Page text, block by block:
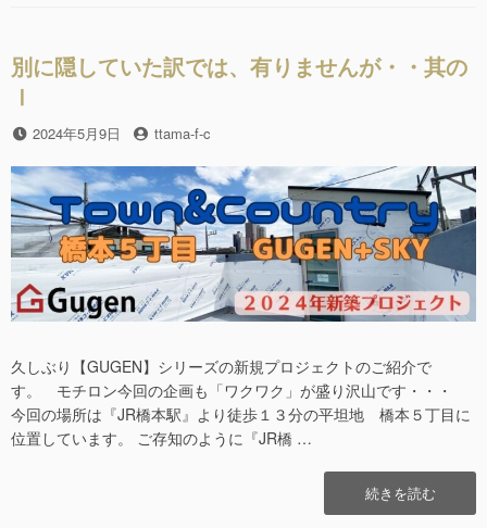
ん
が・・
k
別に隠していた訳では、有りませんが・・其の
Ⅰ
投
日
2024年5月9日
投
者
ttama-f-c
久しぶり【GUGEN】シリーズの新規プロジェクトのご紹介で
す。 モチロン今回の企画も「ワクワク」が盛り沢山です・・・
今回の場所は『JR橋本駅』より徒歩１３分の平坦地 橋本５丁目に
位置しています。 ご存知のように『JR橋 …
“別
に
続きを読む